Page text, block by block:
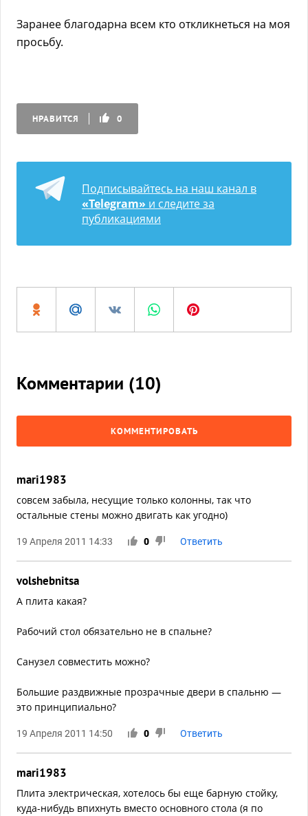
Заранее благодарна всем кто откликнеться на моя
просьбу.
НРАВИТСЯ 0
Подписывайтесь на наш канал в
«Telegram» и следите за
публикациями
Комментарии (10)
КОММЕНТИРОВАТЬ
mari1983
совсем забыла, несущие только колонны, так что
остальные стены можно двигать как угодно)
19 Апреля 2011 14:33 0 Ответить
volshebnitsa
А плита какая?
Рабочий стол обязательно не в спальне?
Санузел совместить можно?
Большие раздвижные прозрачные двери в спальню —
это принципиально?
19 Апреля 2011 14:50 0 Ответить
mari1983
Плита электрическая, хотелось бы еще барную стойку,
куда-нибудь впихнуть вместо основного стола (я по